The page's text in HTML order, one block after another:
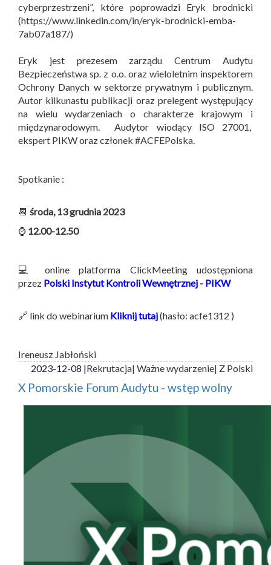
cyberprzestrzeni”, które poprowadzi Eryk brodnicki
(https://www.linkedin.com/in/eryk-brodnicki-emba-
7ab07a187/)
Eryk jest prezesem zarządu Centrum Audytu
Bezpieczeństwa sp. z o.o. oraz wieloletnim inspektorem
Ochrony Danych w sektorze prywatnym i publicznym.
Autor kilkunastu publikacji oraz prelegent występujący
na wielu wydarzeniach o charakterze krajowym i
międzynarodowym. Audytor wiodący ISO 27001,
ekspert PIKW oraz członek #ACFEPolska.
Spotkanie :
📆 środa, 13 grudnia 2023
⌚ 12.00-12.50
💻 online platforma ClickMeeting udostępniona
przez Polski Instytut Kontroli Wewnętrznej - PIKW
🔗 link do webinarium Kliknij tutaj(hasło: acfe1312 )
Ireneusz Jabłoński
2023-12-08 |Rekrutacja| Ważne wydarzenie| Z Polski
X Pomorskie Forum Audytu - wstęp wolny